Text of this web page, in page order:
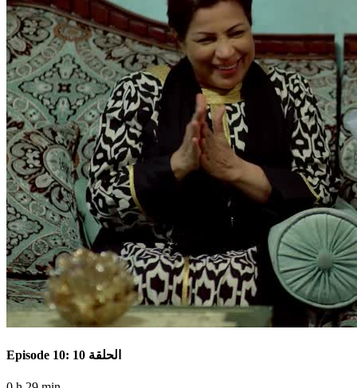
Episode 10: الحلقة 10